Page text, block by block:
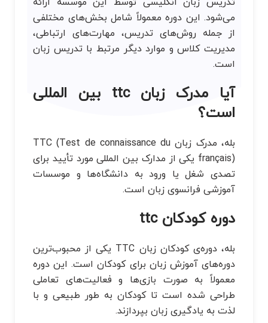
می‌شود. این دوره معمولاً شامل بخش‌های مختلفی
از جمله روش‌های تدریس، مهارت‌های ارتباطی،
مدیریت کلاس و موارد دیگر مرتبط با تدریس زبان
است.
آیا مدرک زبان ttc بین المللی
است؟
بله، مدرک زبان TTC (Test de connaissance du
français) یکی از مدارک بین المللی مورد تأیید برای
تصدی شغل یا ورود به دانشگاه‌ها و موسسات
آموزشی فرانسوی زبان است.
دوره کودکان ttc
بله، دوره‌ی کودکان زبان TTC یکی از محبوب‌ترین
دوره‌های آموزش زبان برای کودکان است. این دوره
معمولاً به صورت بازی‌ها و فعالیت‌های تعاملی
طراحی شده است تا کودکان به طور طبیعی و با
لذت به یادگیری زبان بپردازند.